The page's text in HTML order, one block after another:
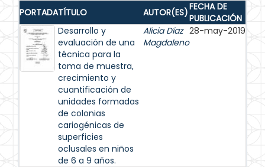
PORTADATÍTULO AUTOR(ES)FECHA DE
PUBLICACIÓN
Desarrollo y
evaluación de una
técnica para la
toma de muestra,
crecimiento y
cuantificación de
unidades formadas
de colonias
cariogénicas de
superficies
oclusales en niños
de 6 a 9 años.
Alicia Díaz
Magdaleno
28-may-2019